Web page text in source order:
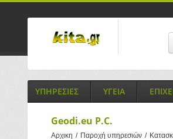
ΥΠΗΡΕΣΙΕΣ ΥΓΕΙΑ
Geodi.eu P.C.
Αρχικη / Παροχή υπηρεσιών /